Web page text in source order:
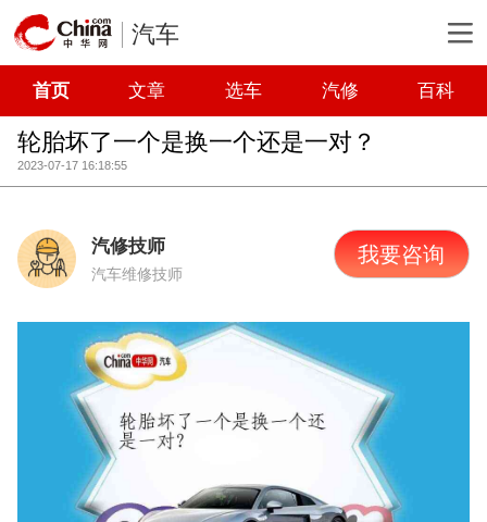
汽车
首页 文章 选车 汽修 百科
轮胎坏了一个是换一个还是一对？
2023-07-17 16:18:55
汽修技师
汽车维修技师
我要咨询